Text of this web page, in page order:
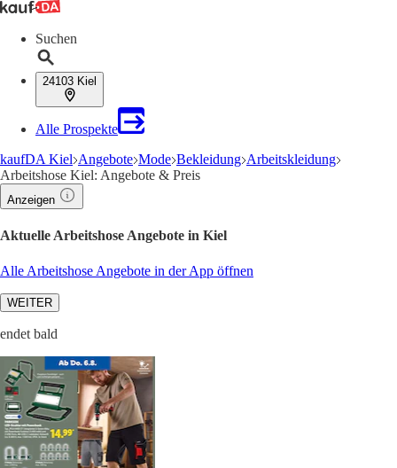
Suchen
24103 Kiel
Alle Prospekte
kaufDA Kiel Angebote Mode Bekleidung Arbeitskleidung
Arbeitshose Kiel: Angebote & Preis
Anzeigen
Aktuelle Arbeitshose Angebote in Kiel
Alle Arbeitshose Angebote in der App öffnen
WEITER
endet bald